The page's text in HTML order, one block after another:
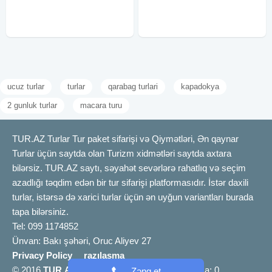
ucuz turlar turlar qarabag turlari kapadokya
2 gunluk turlar macara turu
TUR.AZ Turlar Tur paket sifarişi və Qiymətləri, Ən qaynar
Turlar üçün saytda olan Turizm xidmətləri saytda axtara
bilərsiz. TUR.AZ saytı, səyahət sevərlərə rahatlıq və seçim
azadlığı təqdim edən bir tur sifarişi platformasıdır. İstər daxili
turlar, istərsə də xarici turlar üçün ən uyğun variantları burada
tapa bilərsiniz.
Tel: 099 1174852
Ünvan: Bakı şəhəri, Oruc Aliyev 27
Privacy Policy
razılaşma